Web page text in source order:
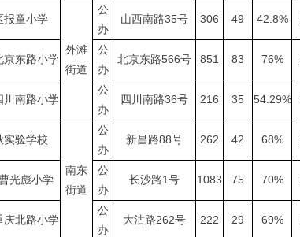
报童小学
外滩
街道
公
办
山西南路35号 306 49 42.8%
京东路小学
公
办
北京东路566号 851 83 76%
川南路小学
公
办
四川南路36号 216 35 54.29%
实验学校
南东
街道
公
办
新昌路88号 262 42 68%
光彪小学
公
办
长沙路1号 1083 75 70%
庆北路小学
公
办
大沽路262号 222 29 69%